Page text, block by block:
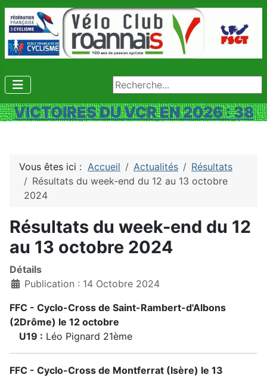
Rechercher
VICTOIRES DU VCR EN 2026 : 38
Vous êtes ici : Accueil Actualités
Résultats
Résultats du week-end du 12 au 13 octobre
2024
Résultats du week-end du 12
au 13 octobre 2024
Détails
Publication : 14 Octobre 2024
FFC - Cyclo-Cross de Saint-Rambert-d'Albons
(2Drôme) le 12 octobre
U19 : Léo Pignard 21ème
FFC - Cyclo-Cross de Montferrat (Isère) le 13